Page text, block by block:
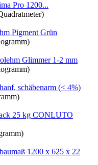
Pro 1200...
Pigment Grün
Glimmer 1-2 mm
schäbenarm (< 4%)
CONLUTO